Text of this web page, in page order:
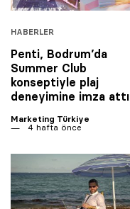
HABERLER
Penti, Bodrum’da
Summer Club
konseptiyle plaj
deneyimine imza attı
Marketing Türkiye
4 hafta önce